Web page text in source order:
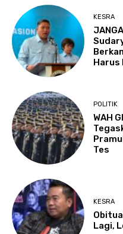
KESRA
Harus
POLITIK
WAH
Tes
KESRA
Lagi,